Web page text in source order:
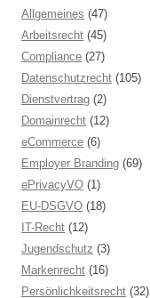
Allgemeines (47)
Arbeitsrecht (45)
Compliance (27)
Datenschutzrecht (105)
Dienstvertrag (2)
Domainrecht (12)
eCommerce (6)
Employer Branding (69)
ePrivacyVO (1)
EU-DSGVO (18)
IT-Recht (12)
Jugendschutz (3)
Markenrecht (16)
Persönlichkeitsrecht (32)